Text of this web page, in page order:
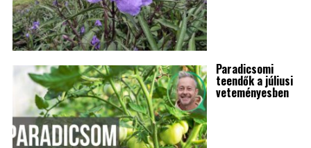
Paradicsomi
teendők a júliusi
veteményesben